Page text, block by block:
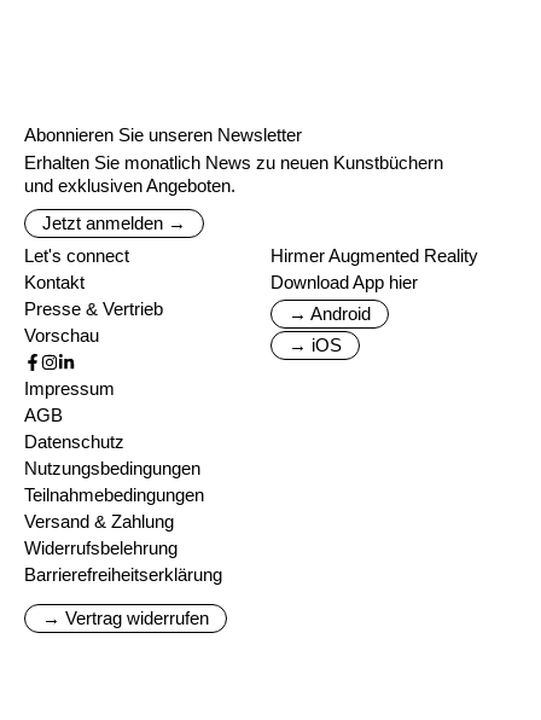
Abonnieren Sie unseren Newsletter
Erhalten Sie monatlich News zu neuen Kunstbüchern
und exklusiven Angeboten.
Jetzt anmelden →
Let's connect
Kontakt
Presse & Vertrieb
Vorschau
Hirmer Augmented Reality
Download App hier
→ Android
→ iOS
Impressum
AGB
Datenschutz
Nutzungsbedingungen
Teilnahmebedingungen
Versand & Zahlung
Widerrufsbelehrung
Barrierefreiheitserklärung
→ Vertrag widerrufen